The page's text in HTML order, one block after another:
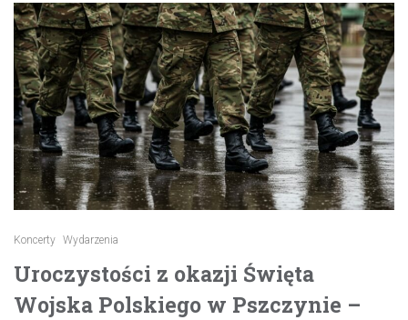
Koncerty Wydarzenia
Uroczystości z okazji Święta
Wojska Polskiego w Pszczynie –